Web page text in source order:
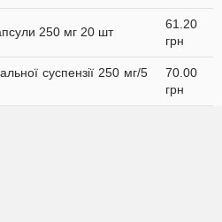
250 мг 20 шт
61.20
грн
суспензії 250 мг/5
70.00
грн